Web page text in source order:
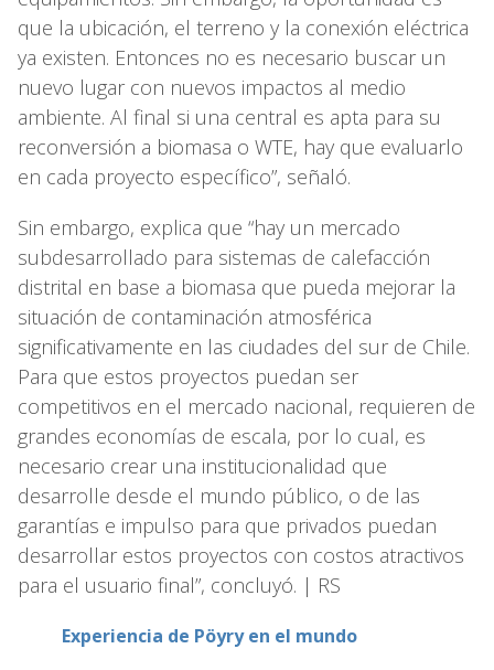
que la ubicación, el terreno y la conexión eléctrica
ya existen. Entonces no es necesario buscar un
nuevo lugar con nuevos impactos al medio
ambiente. Al final si una central es apta para su
reconversión a biomasa o WTE, hay que evaluarlo
en cada proyecto específico”, señaló.
Sin embargo, explica que “hay un mercado
subdesarrollado para sistemas de calefacción
distrital en base a biomasa que pueda mejorar la
situación de contaminación atmosférica
significativamente en las ciudades del sur de Chile.
Para que estos proyectos puedan ser
competitivos en el mercado nacional, requieren de
grandes economías de escala, por lo cual, es
necesario crear una institucionalidad que
desarrolle desde el mundo público, o de las
garantías e impulso para que privados puedan
desarrollar estos proyectos con costos atractivos
para el usuario final”, concluyó. | RS
Experiencia de Pöyry en el mundo